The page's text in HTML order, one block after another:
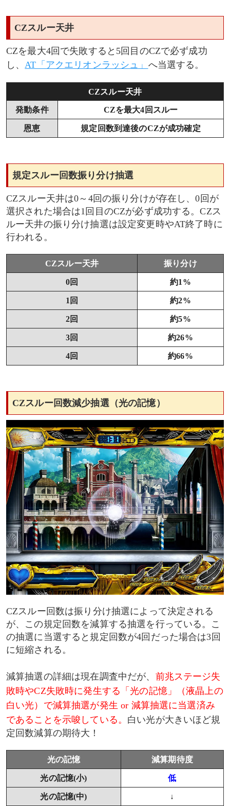
CZスルー天井
CZを最大4回で失敗すると5回目のCZで必ず成功
し、AT「アクエリオンラッシュ」 へ当選する。
CZスルー天井
発動条件 CZを最大4回スルー
恩恵 規定回数到達後のCZが成功確定
規定スルー回数振り分け抽選
CZスルー天井は0～4回の振り分けが存在し、0回が
選択された場合は1回目のCZが必ず成功する。CZス
ルー天井の振り分け抽選は設定変更時やAT終了時に
行われる。
CZスルー天井 振り分け
0回 約1%
1回 約2%
2回 約5%
3回 約26%
4回 約66%
CZスルー回数減少抽選（光の記憶）
CZスルー回数は振り分け抽選によって決定される
が、この規定回数を減算する抽選を行っている。こ
の抽選に当選すると規定回数が4回だった場合は3回
に短縮される。
減算抽選の詳細は現在調査中だが、 前兆ステージ失
敗時やCZ失敗時に発生する「光の記憶」（液晶上の
白い光）で減算抽選が発生 or 減算抽選に当選済み
であることを示唆している。 白い光が大きいほど規
定回数減算の期待大！
光の記憶 減算期待度
光の記憶(小) 低
光の記憶(中) ↓